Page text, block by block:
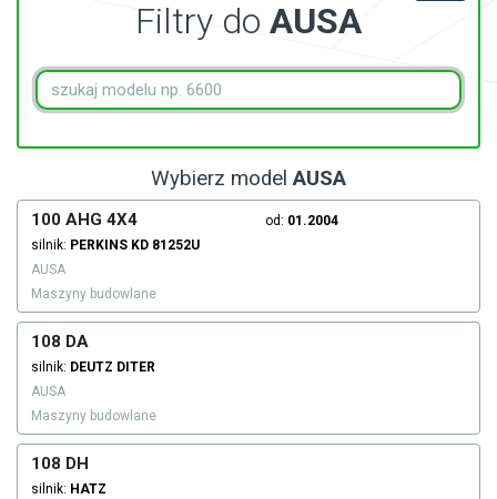
Filtry do AUSA
Wybierz modelAUSA
100 AHG 4X4 od: 01.2004
silnik: PERKINS KD 81252U
AUSA
Maszyny budowlane
108 DA
silnik: DEUTZ DITER
AUSA
Maszyny budowlane
108 DH
silnik: HATZ